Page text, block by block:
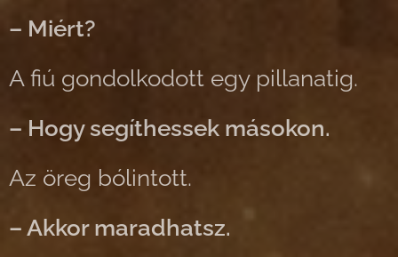
– Miért?
A fiú gondolkodott egy pillanatig.
– Hogy segíthessek másokon.
Az öreg bólintott.
– Akkor maradhatsz.